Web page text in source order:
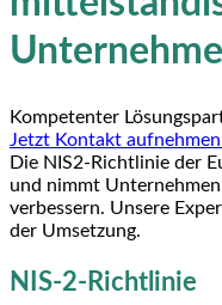
Kompetenter
Jetzt Kontakt aufnehmen
Die NIS2-Richtlinie der
und nimmt
verbessern. Unsere
der Umsetzung.
NIS-2-Richtlinie